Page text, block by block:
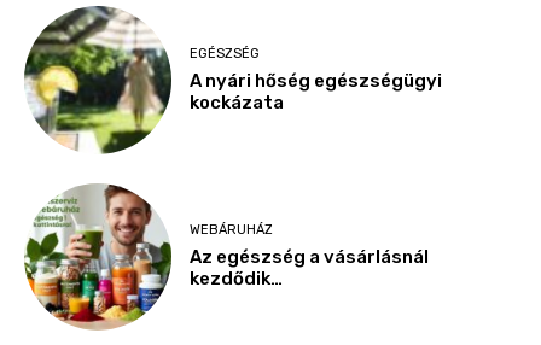
EGÉSZSÉG
A nyári hőség egészségügyi
kockázata
WEBÁRUHÁZ
Az egészség a vásárlásnál
kezdődik…